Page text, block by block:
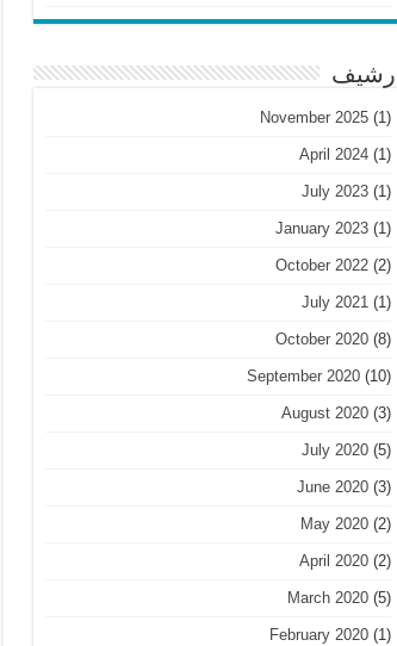
أرشيف
November 2025(1)
April 2024(1)
July 2023(1)
January 2023(1)
October 2022(2)
July 2021(1)
October 2020(8)
September 2020(10)
August 2020(3)
July 2020(5)
June 2020(3)
May 2020(2)
April 2020(2)
March 2020(5)
February 2020(1)